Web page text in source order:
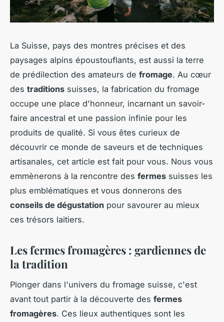
La Suisse, pays des montres précises et des
paysages alpins époustouflants, est aussi la terre
de prédilection des amateurs de fromage. Au cœur
des traditions suisses, la fabrication du fromage
occupe une place d'honneur, incarnant un savoir-
faire ancestral et une passion infinie pour les
produits de qualité. Si vous êtes curieux de
découvrir ce monde de saveurs et de techniques
artisanales, cet article est fait pour vous. Nous vous
emmènerons à la rencontre des fermes suisses les
plus emblématiques et vous donnerons des
conseils de dégustation pour savourer au mieux
ces trésors laitiers.
Les fermes fromagères : gardiennes de
la tradition
Plonger dans l'univers du fromage suisse, c'est
avant tout partir à la découverte des fermes
fromagères. Ces lieux authentiques sont les